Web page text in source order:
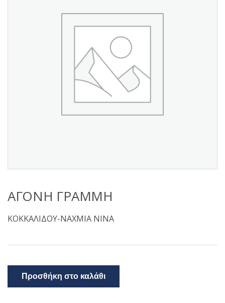
ΑΓΟΝΗ ΓΡΑΜΜΗ
ΚΟΚΚΑΛΙΔΟΥ-ΝΑΧΜΙΑ ΝΙΝΑ
Προσθήκη στο καλάθι